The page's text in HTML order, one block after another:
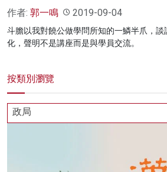
作者: 郭一鳴 2019-09-04
斗膽以我對饒公做學問所知的一鱗半爪，
化，聲明不是講座而是與學員交流。
按類別瀏覽
政局